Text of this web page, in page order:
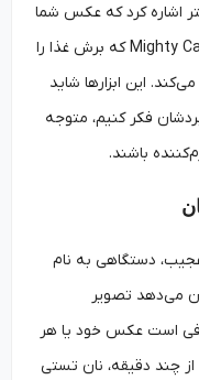
کرد که عکس شما
را روی نان چاپ می‌کند، یا چاقو برقی Mighty Carver که برش غذا را
این ابزارها شاید
فکر کنیم، متوجه
باشند.
دستگاهی به نام
تصویر
عکس خود یا هر
دقیقه، نان تستی